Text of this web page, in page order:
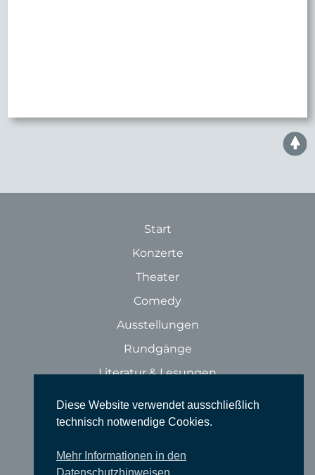
Start
Konzerte
Theater
Comedy
Ausstellungen
Rundgänge
Literatur & Lesungen
Tanz
Locations
Diese Website verwendet ausschließlich
technisch notwendige Cookies.
Mehr Informationen in den